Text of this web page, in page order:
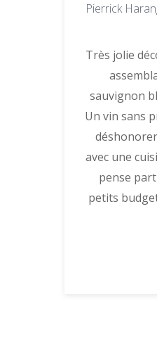
Pierrick
Très jolie
sauvignon
Un vin sans
avec une
pense
petits